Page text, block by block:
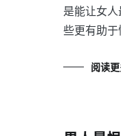
是能让女
些更有助于
阅读